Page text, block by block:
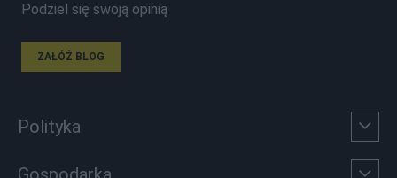
Podziel się swoją opinią
ZAŁÓŻ BLOG
Polityka